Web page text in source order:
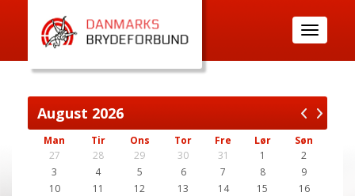
Toggle
navigation
August 2026
Man Tir Ons Tor Fre Lør
Søn
27
28 29 30 31 1
2
3
4 5 6 7 8
9
10
11 12 13 14 15
16